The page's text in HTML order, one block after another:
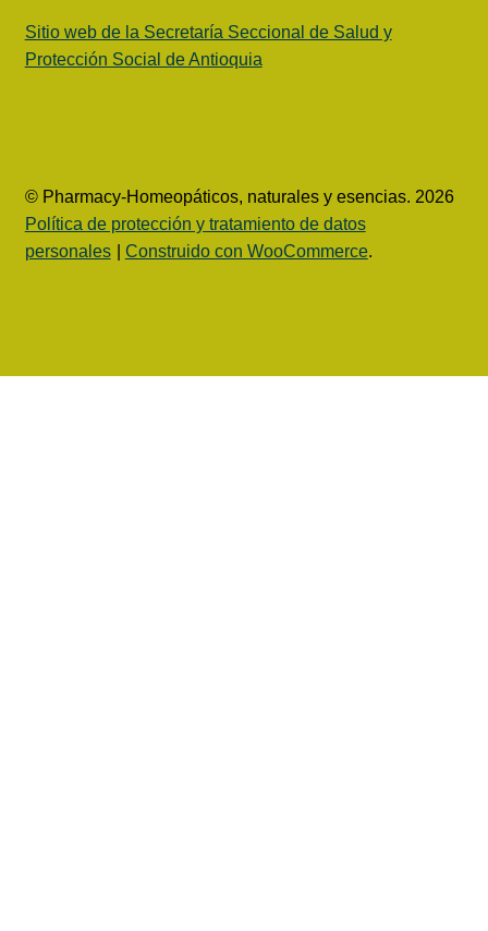
Sitio web de la Secretaría Seccional de Salud y
Protección Social de Antioquia
© Pharmacy-Homeopáticos, naturales y esencias. 2026
Política de protección y tratamiento de datos
personales
Construido con WooCommerce.